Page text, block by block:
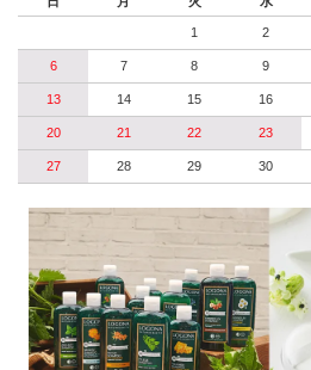
1 2
6 7 8 9
13 14 15 16
20 21 22 23
27 28 29 30